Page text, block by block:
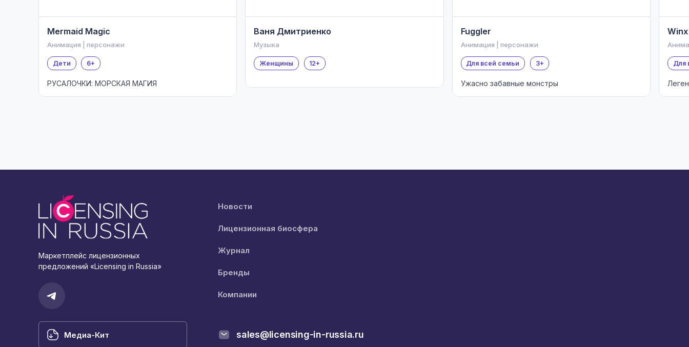
Mermaid Magic
Анимация | персонажи
Дети 6+
РУСАЛОЧКИ: МОРСКАЯ МАГИЯ
Ваня Дмитриенко
Музыка
Женщины 12+
Fuggler
Анимация | персонажи
Для всей семьи 3+
Ужасно забавные монстры
Для
Маркетплейс лицензионных
предложений «Licensing in Russia»
Новости
Лицензионная биосфера
Журнал
Бренды
Компании
sales@licensing-in-russia.ru
Медиа-Кит